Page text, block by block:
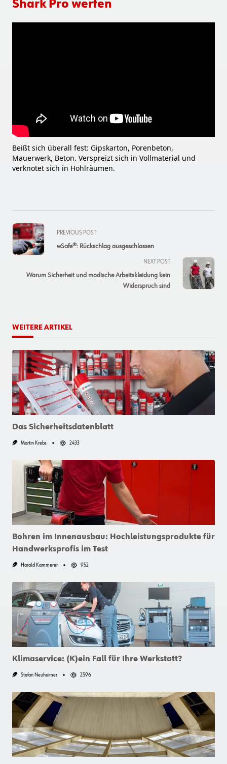
Shark Pro werfen
Beißt sich überall fest: Gipskarton, Porenbeton,
Mauerwerk, Beton. Verspreizt sich in Vollmaterial und
verknotet sich in Hohlräumen.
<span
class="nav-
subtitle
reader-
PREVIOUS POST
wSafe®: Rückschlag ausgeschlossen
NEXT POST
Warum Sicherheit und modische Arbeitskleidung kein
Widerspruch sind
WEITERE ARTIKEL
Das Sicherheitsdatenblatt
Martin Krebs 2433
Bohren im Innenausbau: Hochleistungsprodukte für
Handwerksprofis im Test
Harald Kammerer 952
Klimaservice: (K)ein Fall für Ihre Werkstatt?
Stefan Neuheimer 2596